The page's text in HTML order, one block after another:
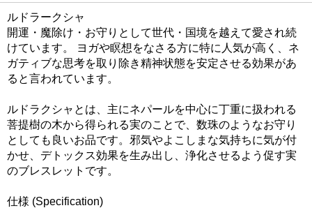
ルドラークシャ
開運・魔除け・お守りとして世代・国境を越えて愛され続
けています。 ヨガや瞑想をなさる方に特に人気が高く、ネ
ガティブな思考を取り除き精神状態を安定させる効果があ
ると言われています。
ルドラクシャとは、主にネパールを中心に丁重に扱われる
菩提樹の木から得られる実のことで、数珠のようなお守り
としても良いお品です。邪気やよこしまな気持ちに気が付
かせ、デトックス効果を生み出し、浄化させるよう促す実
のブレスレットです。
仕様 (Specification)